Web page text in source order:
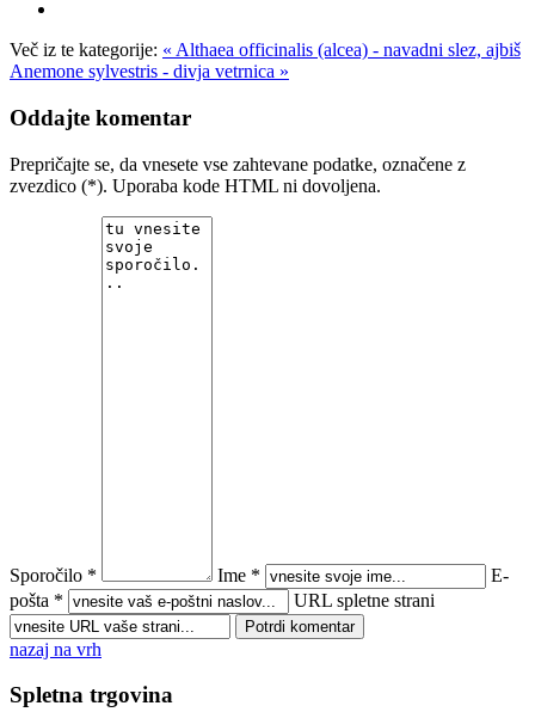
Več iz te kategorije: « Althaea officinalis (alcea) - navadni slez, ajbiš
Anemone sylvestris - divja vetrnica »
Oddajte komentar
Prepričajte se, da vnesete vse zahtevane podatke, označene z
zvezdico (*). Uporaba kode HTML ni dovoljena.
Sporočilo * Ime *
E-
pošta *
URL spletne strani
nazaj na vrh
Spletna trgovina